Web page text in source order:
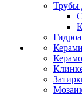
Трубы